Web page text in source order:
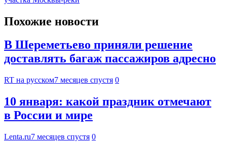
Похожие новости
В Шереметьево приняли решение
доставлять багаж пассажиров адресно
RT на русском7 месяцев спустя 0
10 января: какой праздник отмечают
в России и мире
Lenta.ru7 месяцев спустя 0